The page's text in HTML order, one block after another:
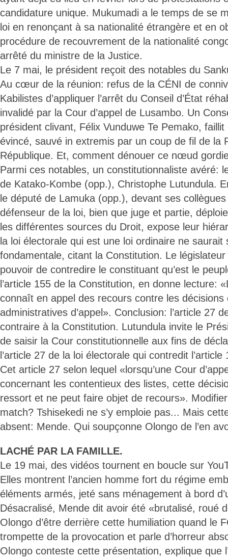
candidature unique. Mukumadi a le temps de se
loi en renonçant à sa nationalité étrangère et en
procédure de recouvrement de la nationalité
arrêté du ministre de la Justice.
Le 7 mai, le président reçoit des notables du
Au cœur de la réunion: refus de la CÉNI de
Kabilistes d’appliquer l’arrêt du Conseil d’État
invalidé par la Cour d’appel de Lusambo. Un
président clivant, Félix Vunduwe Te Pemako, faillit
évincé, sauvé in extremis par un coup de fil de la
République. Et, comment dénouer ce nœud
Parmi ces notables, un constitutionnaliste avéré:
de Katako-Kombe (opp.), Christophe Lutundula.
le député de Lamuka (opp.), devant ses
défenseur de la loi, bien que juge et partie,
les différentes sources du Droit, expose leur
la loi électorale qui est une loi ordinaire ne saurait
fondamentale, citant la Constitution. Le législateur
pouvoir de contredire le constituant qu’est le
l’article 155 de la Constitution, en donne lecture:
connaît en appel des recours contre les décisions
administratives d’appel». Conclusion: l’article 27
contraire à la Constitution. Lutundula invite le
de saisir la Cour constitutionnelle aux fins de
l’article 27 de la loi électorale qui contredit
Cet article 27 selon lequel «lorsqu’une Cour
concernant les contentieux des listes, cette
ressort et ne peut faire objet de recours».
match? Tshisekedi ne s’y emploie pas... Mais
absent: Mende. Qui soupçonne Olongo de l’en
LACHÉ PAR LA FAMILLE.
Le 19 mai, des vidéos tournent en boucle sur
Elles montrent l’ancien homme fort du régime
éléments armés, jeté sans ménagement à bord
Désacralisé, Mende dit avoir été «brutalisé, roué
Olongo d’être derrière cette humiliation quand le
trompette de la provocation et parle d’horreur
Olongo conteste cette présentation, explique que